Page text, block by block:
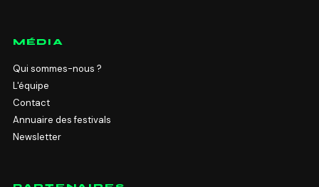
MÉDIA
Qui sommes-nous ?
L'équipe
Contact
Annuaire des festivals
Newsletter